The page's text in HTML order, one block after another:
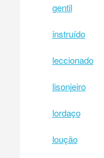
gentil
instruído
leccionado
lisonjeiro
lordaço
loução